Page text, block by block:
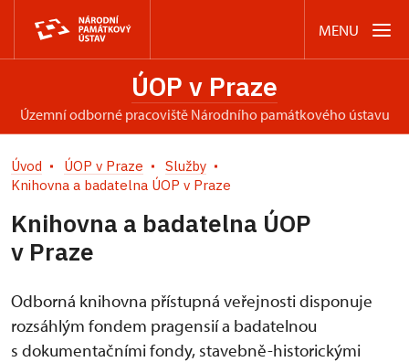
MENU
ÚOP v Praze
územní odborné pracoviště Národního památkového ústavu
Úvod ÚOP v Praze
Služby
Knihovna a badatelna ÚOP v Praze
Knihovna a badatelna ÚOP
v Praze
Odborná knihovna přístupná veřejnosti disponuje
rozsáhlým fondem pragensií a badatelnou
s dokumentačními fondy, stavebně-historickými